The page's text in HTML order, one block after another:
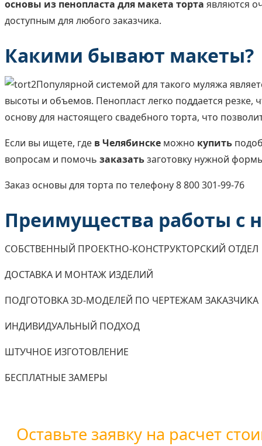
основы из пенопласта для макета торта являются
доступным для любого заказчика.
Какими бывают макеты?
Популярной системой для такого муляжа
высоты и объемов. Пенопласт легко поддается
основу для настоящего свадебного торта, что
Если вы ищете, где в Челябинске можно купить
вопросам и помочь заказатьзаготовку нужной
Заказ основы для торта по телефону 8 800 301-99-76
Преимущества работы с
СОБСТВЕННЫЙ ПРОЕКТНО-КОНСТРУКТОРСКИЙ ОТДЕЛ
ДОСТАВКА И МОНТАЖ ИЗДЕЛИЙ
ПОДГОТОВКА 3D-МОДЕЛЕЙ ПО ЧЕРТЕЖАМ ЗАКАЗЧИКА
ИНДИВИДУАЛЬНЫЙ ПОДХОД
ШТУЧНОЕ ИЗГОТОВЛЕНИЕ
БЕСПЛАТНЫЕ ЗАМЕРЫ
Оставьте заявку на расчет